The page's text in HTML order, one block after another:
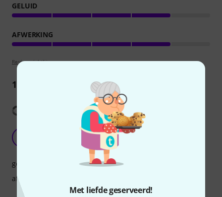
Met liefde geserveerd!
GELUID
AFWERKING
Review richtlijnen
1
Great for the price
Steve Warsaw 17.07.2024
geluid
afwerking